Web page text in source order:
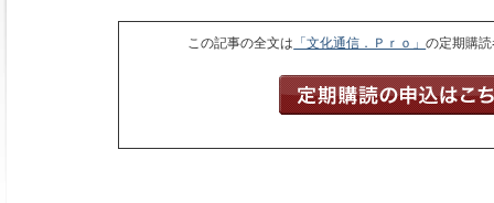
この記事の全文は 「文化通信．Ｐｒｏ」の定期購